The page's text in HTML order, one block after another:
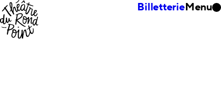
BilletterieMenu